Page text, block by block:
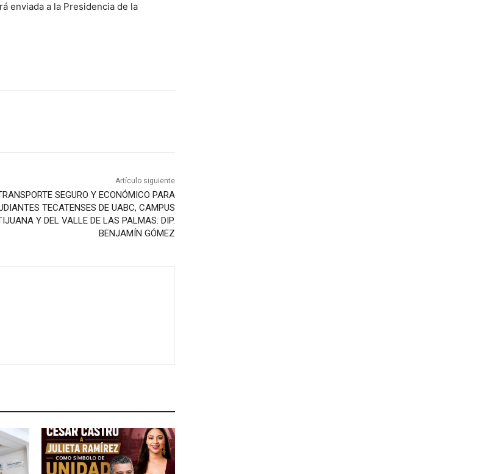
enviada a la Presidencia de la
Artículo siguiente
SEGURO Y ECONÓMICO PARA
TECATENSES DE UABC, CAMPUS
Y DEL VALLE DE LAS PALMAS: DIP.
BENJAMÍN GÓMEZ